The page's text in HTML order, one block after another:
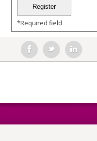
*Required field